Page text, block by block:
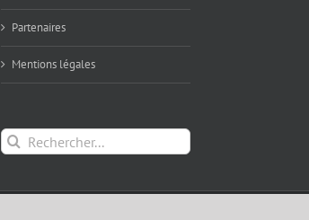
Partenaires
Mentions légales
Rechercher: